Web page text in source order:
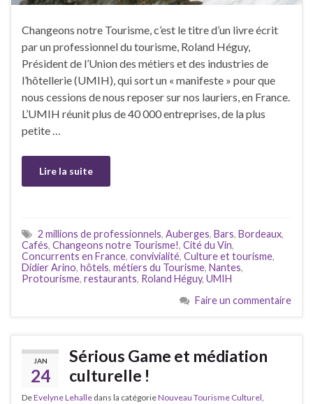
Changeons notre Tourisme, c’est le titre d’un livre écrit
par un professionnel du tourisme, Roland Héguy,
Président de l’Union des métiers et des industries de
l’hôtellerie (UMIH), qui sort un « manifeste » pour que
nous cessions de nous reposer sur nos lauriers, en France.
L’UMIH réunit plus de 40 000 entreprises, de la plus
petite …
Lire la suite
2 millions de professionnels, Auberges, Bars, Bordeaux,
Cafés, Changeons notre Tourisme!, Cité du Vin,
Concurrents en France, convivialité, Culture et tourisme,
Didier Arino, hôtels, métiers du Tourisme, Nantes,
Protourisme, restaurants, Roland Héguy, UMIH
Faire un commentaire
JAN
24
Sérious Game et médiation
culturelle !
DeEvelyne Lehalle dans la catégorieNouveau Tourisme Culturel,